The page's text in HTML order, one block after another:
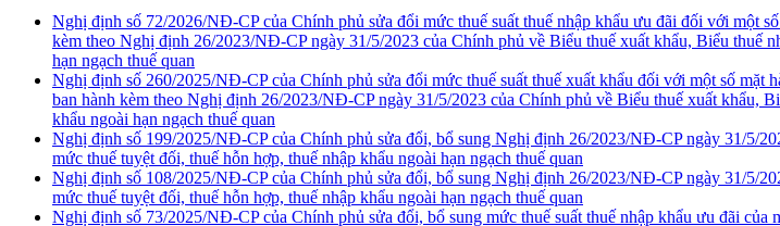
Nghị định số 72/2026/NĐ-CP của Chính phủ sửa đổi mức thuế suất thuế nhập khẩu ưu đãi đối với một
kèm theo Nghị định 26/2023/NĐ-CP ngày 31/5/2023 của Chính phủ về Biểu thuế xuất khẩu, Biểu thuế
hạn ngạch thuế quan
Nghị định số 260/2025/NĐ-CP của Chính phủ sửa đổi mức thuế suất thuế xuất khẩu đối với một số
ban hành kèm theo Nghị định 26/2023/NĐ-CP ngày 31/5/2023 của Chính phủ về Biểu thuế xuất khẩu,
khẩu ngoài hạn ngạch thuế quan
Nghị định số 199/2025/NĐ-CP của Chính phủ sửa đổi, bổ sung Nghị định 26/2023/NĐ-CP ngày 31/5/
mức thuế tuyệt đối, thuế hỗn hợp, thuế nhập khẩu ngoài hạn ngạch thuế quan
Nghị định số 108/2025/NĐ-CP của Chính phủ sửa đổi, bổ sung Nghị định 26/2023/NĐ-CP ngày 31/5/
mức thuế tuyệt đối, thuế hỗn hợp, thuế nhập khẩu ngoài hạn ngạch thuế quan
Nghị định số 73/2025/NĐ-CP của Chính phủ sửa đổi, bổ sung mức thuế suất thuế nhập khẩu ưu đãi